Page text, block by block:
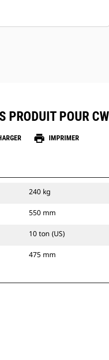
en mesure d'offrir
PRODUIT POUR
print IMPRIMER
240 kg
550 mm
10 ton (US)
475 mm